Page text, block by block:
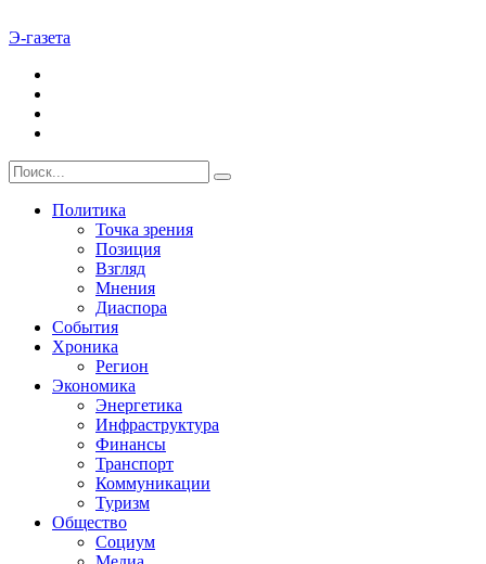
Э-газета
Политика
Точка зрения
Позиция
Взгляд
Мнения
Диаспора
События
Хроника
Регион
Экономика
Энергетика
Инфраструктура
Финансы
Транспорт
Коммуникации
Туризм
Общество
Социум